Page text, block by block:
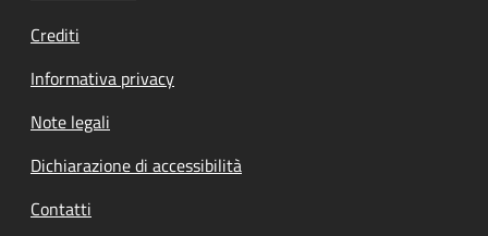
Crediti
Informativa privacy
Note legali
Dichiarazione di accessibilità
Contatti